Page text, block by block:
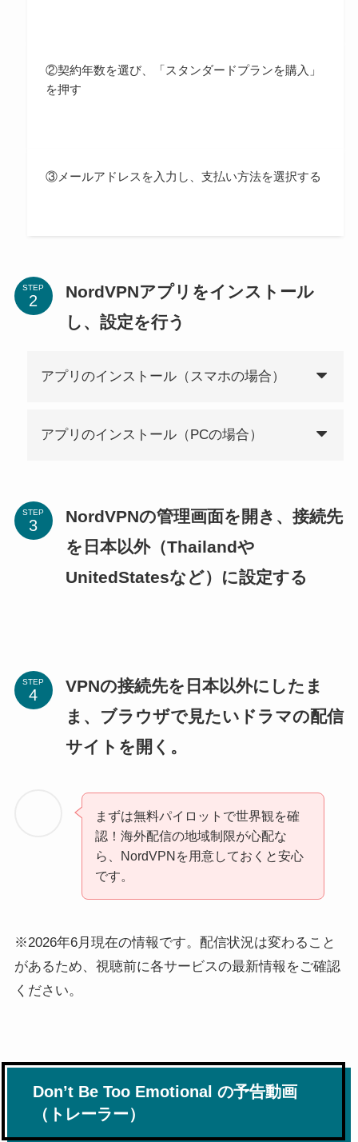
②契約年数を選び、「スタンダードプランを購入」
を押す
③メールアドレスを入力し、支払い方法を選択する
STEP
NordVPNアプリをインストール
し、設定を行う
アプリのインストール（スマホの場合）
アプリのインストール（PCの場合）
STEP
NordVPNの管理画面を開き、接続先
を日本以外（Thailandや
UnitedStatesなど）に設定する
STEP
VPNの接続先を日本以外にしたま
ま、ブラウザで見たいドラマの配信
サイトを開く。
まずは無料パイロットで世界観を確
認！海外配信の地域制限が心配な
ら、NordVPNを用意しておくと安心
です。
※2026年6月現在の情報です。配信状況は変わること
があるため、視聴前に各サービスの最新情報をご確認
ください。
Don’t Be Too Emotional の予告動画
（トレーラー）